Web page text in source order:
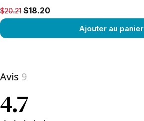
Original price $20.21, now $18.20
$20.21 $18.20
Ajouter au panier
Avis 9
4.7